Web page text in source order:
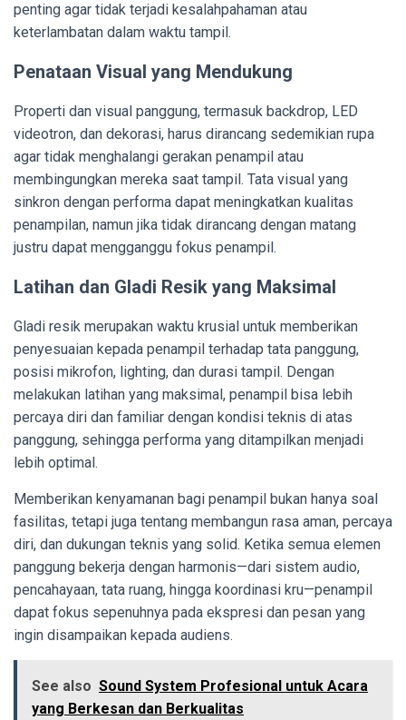
penting agar tidak terjadi kesalahpahaman atau
keterlambatan dalam waktu tampil.
Penataan Visual yang Mendukung
Properti dan visual panggung, termasuk backdrop, LED
videotron, dan dekorasi, harus dirancang sedemikian rupa
agar tidak menghalangi gerakan penampil atau
membingungkan mereka saat tampil. Tata visual yang
sinkron dengan performa dapat meningkatkan kualitas
penampilan, namun jika tidak dirancang dengan matang
justru dapat mengganggu fokus penampil.
Latihan dan Gladi Resik yang Maksimal
Gladi resik merupakan waktu krusial untuk memberikan
penyesuaian kepada penampil terhadap tata panggung,
posisi mikrofon, lighting, dan durasi tampil. Dengan
melakukan latihan yang maksimal, penampil bisa lebih
percaya diri dan familiar dengan kondisi teknis di atas
panggung, sehingga performa yang ditampilkan menjadi
lebih optimal.
Memberikan kenyamanan bagi penampil bukan hanya soal
fasilitas, tetapi juga tentang membangun rasa aman, percaya
diri, dan dukungan teknis yang solid. Ketika semua elemen
panggung bekerja dengan harmonis—dari sistem audio,
pencahayaan, tata ruang, hingga koordinasi kru—penampil
dapat fokus sepenuhnya pada ekspresi dan pesan yang
ingin disampaikan kepada audiens.
See also Sound System Profesional untuk Acara
yang Berkesan dan Berkualitas